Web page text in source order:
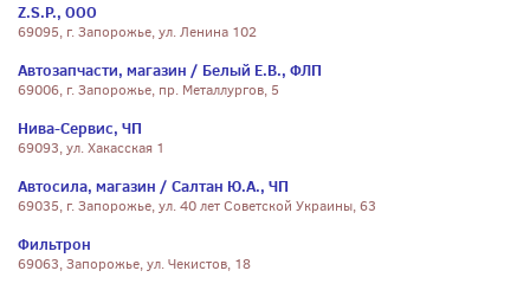
Z.S.P., ООО
69095, г. Запорожье, ул. Ленина 102
Автозапчасти, магазин / Белый Е.В., ФЛП
69006, г. Запорожье, пр. Металлургов, 5
Нива-Сервис, ЧП
69093, ул. Хакасская 1
Автосила, магазин / Салтан Ю.А., ЧП
69035, г. Запорожье, ул. 40 лет Советской Украины, 63
Фильтрон
69063, Запорожье, ул. Чекистов, 18